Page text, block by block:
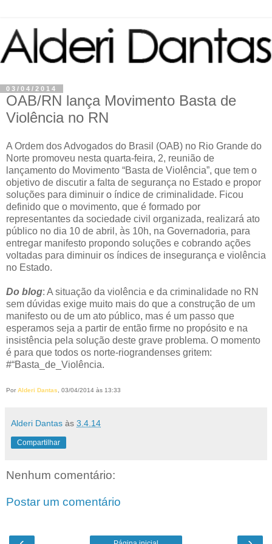
03/04/2014
OAB/RN lança Movimento Basta de
Violência no RN
A Ordem dos Advogados do Brasil (OAB) no Rio Grande do
Norte promoveu nesta quarta-feira, 2, reunião de
lançamento do Movimento “Basta de Violência”, que tem o
objetivo de discutir a falta de segurança no Estado e propor
soluções para diminuir o índice de criminalidade. Ficou
definido que o movimento, que é formado por
representantes da sociedade civil organizada, realizará ato
público no dia 10 de abril, às 10h, na Governadoria, para
entregar manifesto propondo soluções e cobrando ações
voltadas para diminuir os índices de insegurança e violência
no Estado.
Do blog: A situação da violência e da criminalidade no RN
sem dúvidas exige muito mais do que a construção de um
manifesto ou de um ato público, mas é um passo que
esperamos seja a partir de então firme no propósito e na
insistência pela solução deste grave problema. O momento
é para que todos os norte-riograndenses gritem:
#“Basta_de_Violência.
Por Alderi Dantas, 03/04/2014 às 13:33
Alderi Dantas às 3.4.14
Compartilhar
Nenhum comentário:
Postar um comentário